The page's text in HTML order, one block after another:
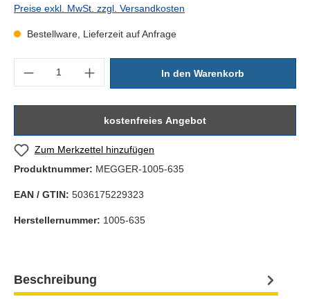
Preise exkl. MwSt. zzgl. Versandkosten
Bestellware, Lieferzeit auf Anfrage
In den Warenkorb
kostenfreies Angebot
Zum Merkzettel hinzufügen
Produktnummer: MEGGER-1005-635
EAN / GTIN: 5036175229323
Herstellernummer: 1005-635
Beschreibung